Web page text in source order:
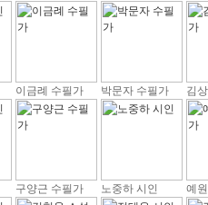
이금례 수필가 박문자 수필가 김
구양근 수필가 노중하 시인 예